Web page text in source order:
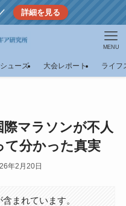
詳細を見る
MENU
ューズ 大会レポート ライフ
際マラソンが不人
て分かった真実
年2月20日
まれています。